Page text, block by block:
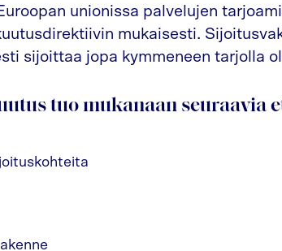
unionissa palvelujen
mukaisesti.
sijoittaa jopa kymmeneen tarjolla
tuo mukanaan seuraavia